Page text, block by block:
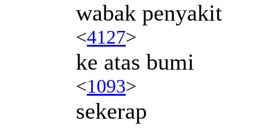
wabak penyakit
<4127>
ke atas bumi
<1093>
sekerap